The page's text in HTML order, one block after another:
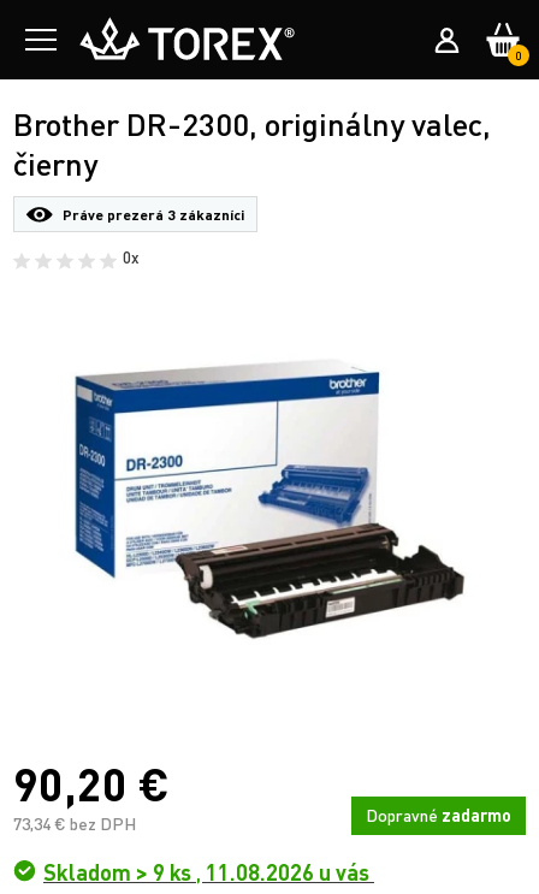
0
Brother DR-2300, originálny valec,
čierny
Práve prezerá 3 zákazníci
0x
90,20 €
73,34 € bez DPH Dopravné zadarmo
Skladom > 9 ks , 11.08.2026 u vás